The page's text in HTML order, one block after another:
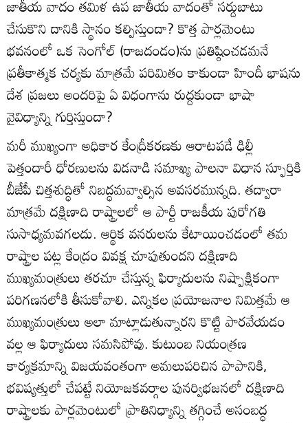
జాతీయ వాదం తమిళ ఉప జాతీయ వాదంతో సర్దుబాటు
చేసుకొని దానికి స్థానం కల్పిస్తుందా? కొత్త పార్లమెంటు
భవనంలో ఒక సెంగోల్ (రాజదండం)ను ప్రతిష్ఠించడమనే
ప్రతీకాత్మక చర్యకు మాత్రమే పరిమితం కాకుండా హిందీ భాషను
దేశ ప్రజలు అందరిపై ఏ విధంగాను రుద్దకుండా భాషా
వైవిధ్యాన్ని గుర్తిస్తుందా?
మరీ ముఖ్యంగా అధికార కేంద్రీకరణకు ఆరాటపడే ఢిల్లీ
పెత్తందారీ ధోరణులను విడనాడి సమాఖ్య పాలనా విధాన స్ఫూర్తికి
బీజేపీ చిత్తశుద్ధితో నిబద్ధమవ్వాల్సిన అవసరమున్నది. తద్వారా
మాత్రమే దక్షిణాది రాష్ట్రాలలో ఆ పార్టీ రాజకీయ పురోగతి
సుసాధ్యమవగలదు. ఆర్థిక వనరులను కేటాయించడంలో తమ
రాష్ట్రాల పట్ల కేంద్రం వివక్ష చూపుతుందని దక్షిణాది
ముఖ్యమంత్రులు తరచూ చేస్తున్న ఫిర్యాదులను నిష్పాక్షికంగా
పరిగణనలోకి తీసుకోవాలి. ఎన్నికల ప్రయోజనాల నిమిత్తమే ఆ
ముఖ్యమంత్రులు అలా మాట్లాడుతున్నారని కొట్టి పారవేయడం
వల్ల ఆ ఫిర్యాదులు సమసిపోవు. కుటుంబ నియంత్రణ
కార్యక్రమాన్ని విజయవంతంగా అమలుపరిచిన పాపానికి,
భవిష్యత్తులో చేపట్టే నియోజకవర్గాల పునర్విభజనలో దక్షిణాది
రాష్ట్రాలకు పార్లమెంటులో ప్రాతినిధ్యాన్ని తగ్గించే అసంబద్ధ